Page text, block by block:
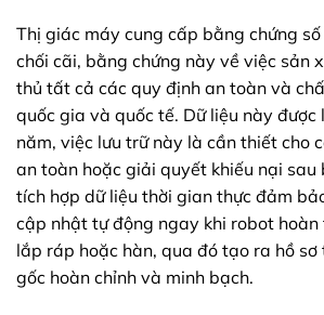
Thị giác máy cung cấp bằng chứng
chối cãi, bằng chứng này về việc sản
thủ tất cả các quy định an toàn và
quốc gia và quốc tế. Dữ liệu này được
năm, việc lưu trữ này là cần thiết cho
an toàn hoặc giải quyết khiếu nại sau
tích hợp dữ liệu thời gian thực đảm
cập nhật tự động ngay khi robot
lắp ráp hoặc hàn, qua đó tạo ra hồ
gốc hoàn chỉnh và minh bạch.